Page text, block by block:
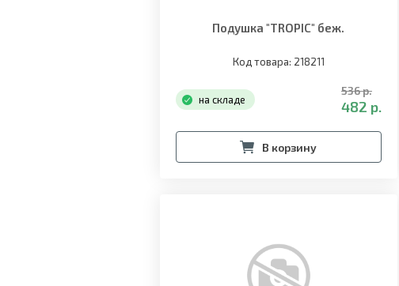
Подушка "TROPIC" беж.
Код товара: 218211
на складе
536 р.
482 р.
В корзину